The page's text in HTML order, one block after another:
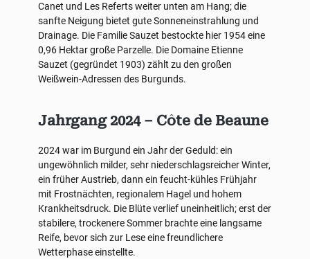
Canet und Les Referts weiter unten am Hang; die
sanfte Neigung bietet gute Sonneneinstrahlung und
Drainage. Die Familie Sauzet bestockte hier 1954 eine
0,96 Hektar große Parzelle. Die Domaine Etienne
Sauzet (gegründet 1903) zählt zu den großen
Weißwein-Adressen des Burgunds.
Jahrgang 2024 – Côte de Beaune
2024 war im Burgund ein Jahr der Geduld: ein
ungewöhnlich milder, sehr niederschlagsreicher Winter,
ein früher Austrieb, dann ein feucht-kühles Frühjahr
mit Frostnächten, regionalem Hagel und hohem
Krankheitsdruck. Die Blüte verlief uneinheitlich; erst der
stabilere, trockenere Sommer brachte eine langsame
Reife, bevor sich zur Lese eine freundlichere
Wetterphase einstellte.